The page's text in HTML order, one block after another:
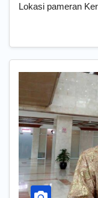
Lokasi pameran